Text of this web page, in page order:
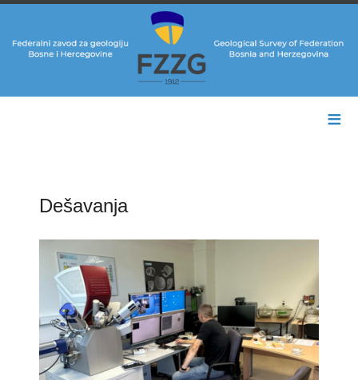
≡
Dešavanja